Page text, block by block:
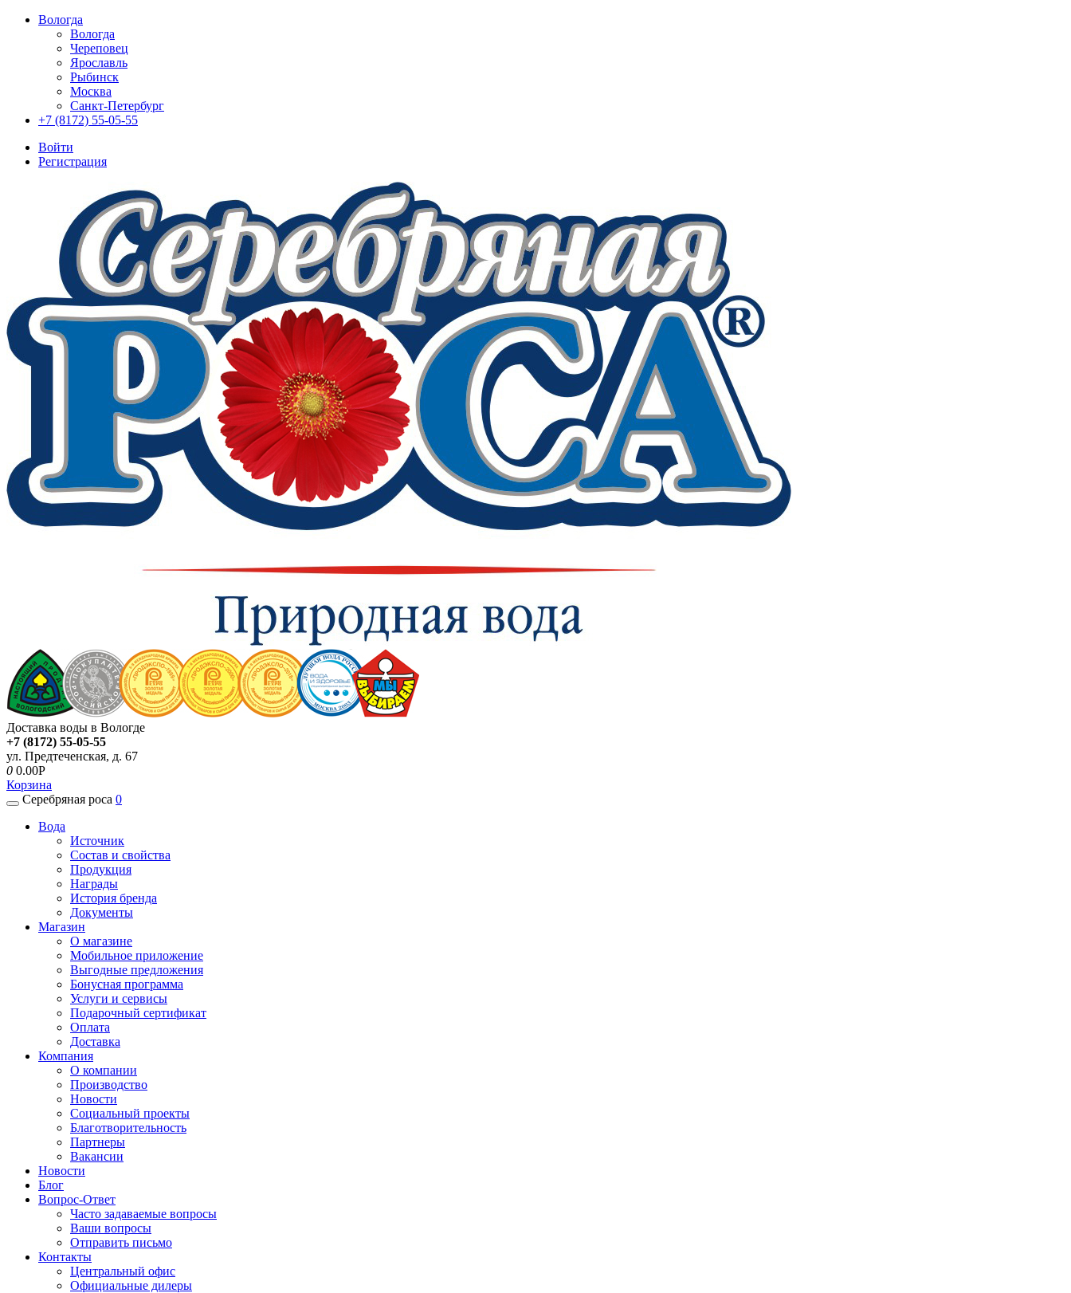
Вологда
Вологда
Череповец
Ярославль
Рыбинск
Москва
Санкт-Петербург
+7 (8172) 55-05-55
Войти
Регистрация
Доставка воды в Вологде
+7 (8172) 55-05-55
ул. Предтеченская, д. 67
0 0.00P
Корзина
Серебряная роса 0
Вода
Источник
Состав и свойства
Продукция
Награды
История бренда
Документы
Магазин
О магазине
Мобильное приложение
Выгодные предложения
Бонусная программа
Услуги и сервисы
Подарочный сертификат
Оплата
Доставка
Компания
О компании
Производство
Новости
Социальный проекты
Благотворительность
Партнеры
Вакансии
Новости
Блог
Вопрос-Ответ
Часто задаваемые вопросы
Ваши вопросы
Отправить письмо
Контакты
Центральный офис
Официальные дилеры